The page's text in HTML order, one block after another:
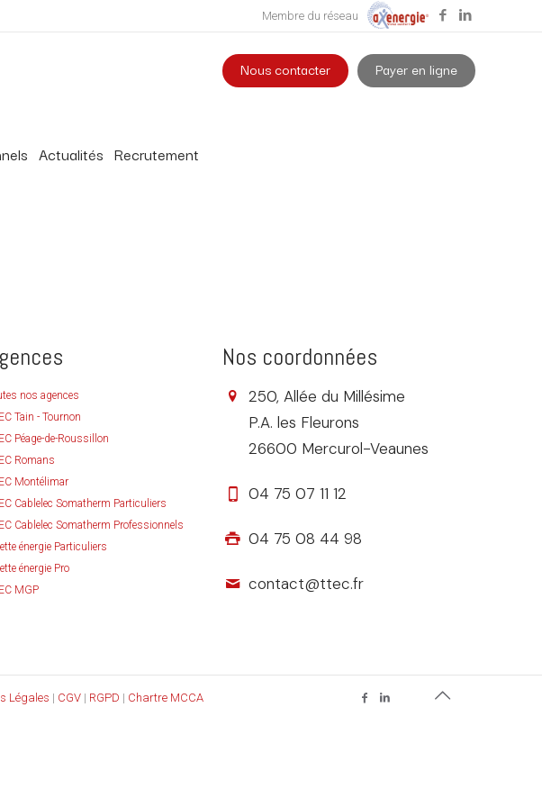
Membre du réseau
Actualités Recrutement
Nous contacter Payer en ligne
nos agences
Tain - Tournon
Péage-de-Roussillon
Romans
Montélimar
Cablelec Somatherm Particuliers
Cablelec Somatherm Professionnels
énergie Particuliers
énergie Pro
MGP
Nos coordonnées
250, Allée du Millésime
P.A. les Fleurons
26600 Mercurol-Veaunes
04 75 07 11 12
04 75 08 44 98
contact@ttec.fr
Légales | CGV | RGPD | Chartre MCCA